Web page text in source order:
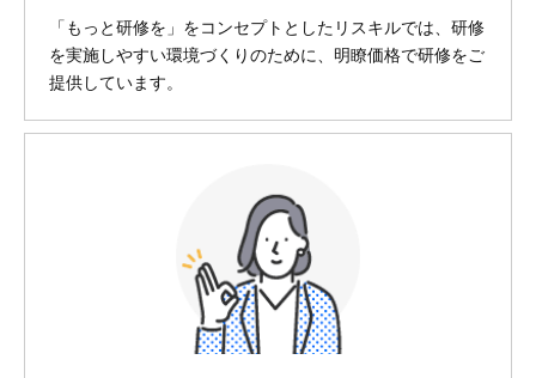
「もっと研修を」をコンセプトとしたリスキルでは、研修
を実施しやすい環境づくりのために、明瞭価格で研修をご
提供しています。